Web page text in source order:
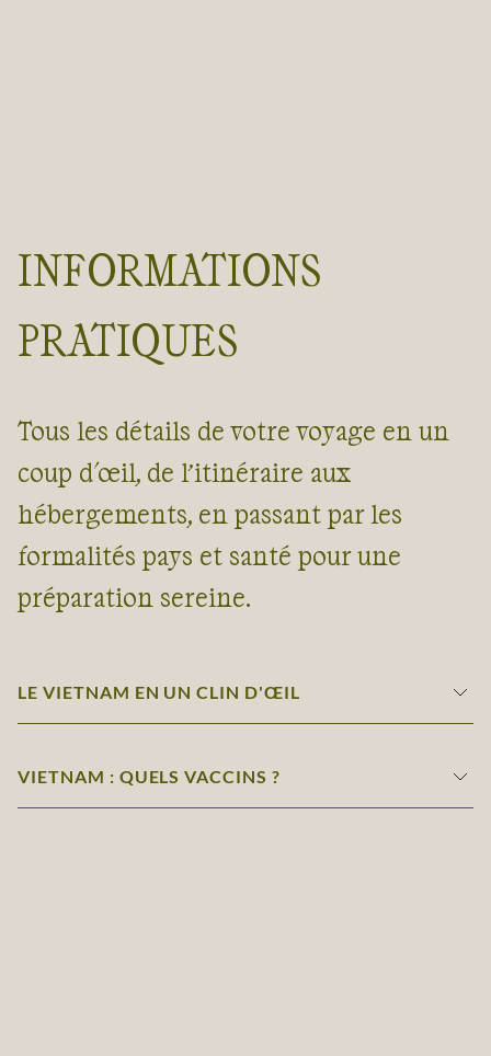
INFORMATIONS
PRATIQUES
Tous les détails de votre voyage en un
coup d'œil, de l’itinéraire aux
hébergements, en passant par les
formalités pays et santé pour une
préparation sereine.
LE VIETNAM EN UN CLIN D'ŒIL
VIETNAM : QUELS VACCINS ?